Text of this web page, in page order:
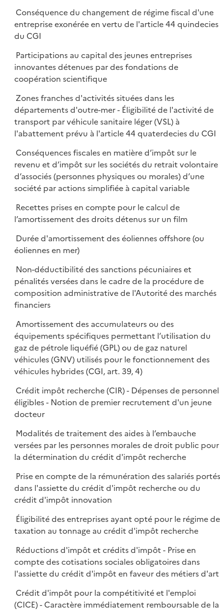
Conséquence du changement de régime fiscal d'une
entreprise exonérée en vertu de l'article 44 quindecies
du CGI
Participations au capital des jeunes entreprises
innovantes détenues par des fondations de
coopération scientifique
Zones franches d'activités situées dans les
départements d'outre-mer - Éligibilité de l'activité de
transport par véhicule sanitaire léger (VSL) à
l'abattement prévu à l'article 44 quaterdecies du CGI
Conséquences fiscales en matière d’impôt sur le
revenu et d’impôt sur les sociétés du retrait volontaire
d’associés (personnes physiques ou morales) d’une
société par actions simplifiée à capital variable
Recettes prises en compte pour le calcul de
l’amortissement des droits détenus sur un film
Durée d'amortissement des éoliennes offshore (ou
éoliennes en mer)
Non-déductibilité des sanctions pécuniaires et
pénalités versées dans le cadre de la procédure de
composition administrative de l'Autorité des marchés
financiers
Amortissement des accumulateurs ou des
équipements spécifiques permettant l’utilisation du
gaz de pétrole liquéfié (GPL) ou de gaz naturel
véhicules (GNV) utilisés pour le fonctionnement des
véhicules hybrides (CGI, art. 39, 4)
Crédit impôt recherche (CIR) - Dépenses de personnel
éligibles - Notion de premier recrutement d'un jeune
docteur
Modalités de traitement des aides à l’embauche
versées par les personnes morales de droit public pour
la détermination du crédit d'impôt recherche
Prise en compte de la rémunération des salariés
dans l'assiette du crédit d'impôt recherche ou du
crédit d'impôt innovation
Éligibilité des entreprises ayant opté pour le régime de
taxation au tonnage au crédit d'impôt recherche
Réductions d'impôt et crédits d'impôt - Prise en
compte des cotisations sociales obligatoires dans
l'assiette du crédit d'impôt en faveur des métiers d'art
Crédit d'impôt pour la compétitivité et l'emploi
(CICE) - Caractère immédiatement remboursable de la